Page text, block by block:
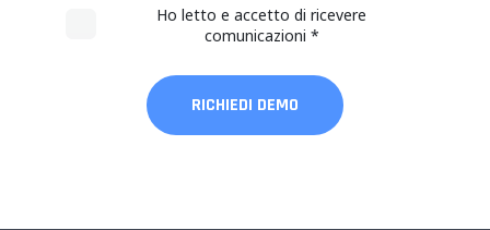
Ho letto e accetto di ricevere
comunicazioni *